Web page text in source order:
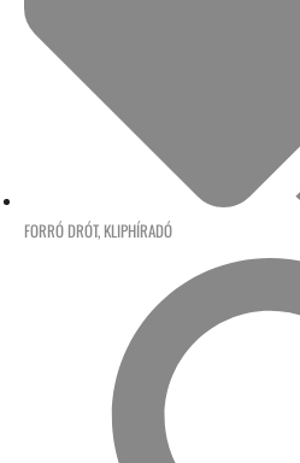
FORRÓ DRÓT, KLIPHÍRADÓ